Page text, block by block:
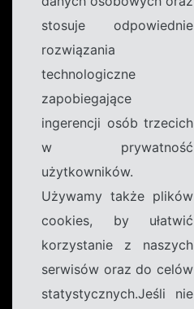
stosuje odpowiednie
rozwiązania
technologiczne
zapobiegające
ingerencji osób trzecich
w prywatność
użytkowników.
Używamy także plików
cookies, by ułatwić
korzystanie z naszych
serwisów oraz do celów
statystycznych.Jeśli nie